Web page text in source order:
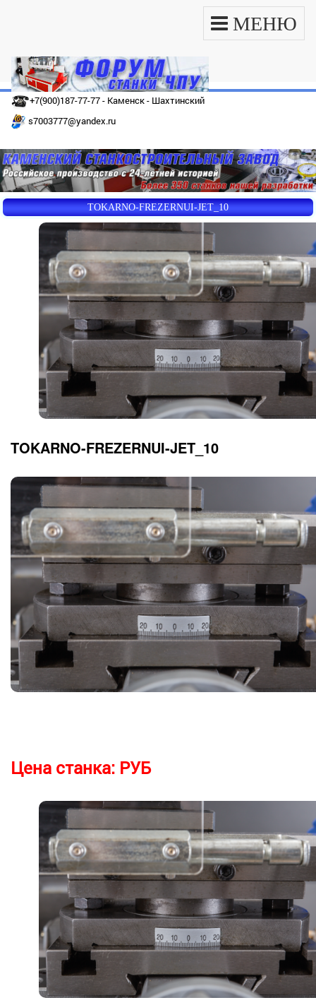
МЕНЮ
+7(900)187-77-77 - Каменск - Шахтинский
s7003777@yandex.ru
TOKARNO-FREZERNUI-JET_10
TOKARNO-FREZERNUI-JET_10
Цена станка: РУБ